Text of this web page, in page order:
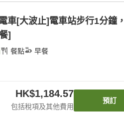
車[大波止]電車站步行1分鐘
]
餐點 早餐
HK$1,184.57
包括稅項及其他費用
預訂